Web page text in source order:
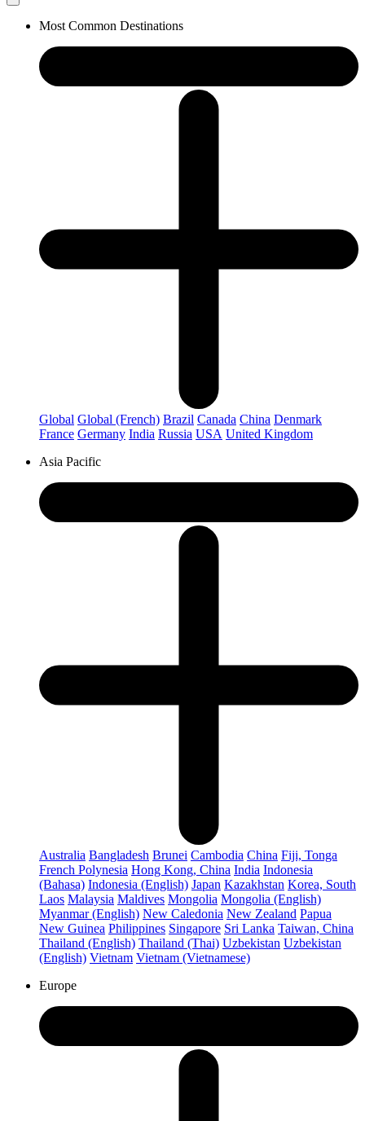
Most Common Destinations
Global Global (French) Brazil Canada China Denmark
France Germany India Russia USA United Kingdom
Asia Pacific
Australia Bangladesh Brunei Cambodia China Fiji, Tonga
French Polynesia Hong Kong, China India Indonesia
(Bahasa) Indonesia (English) Japan Kazakhstan Korea, South
Laos Malaysia Maldives Mongolia Mongolia (English)
Myanmar (English) New Caledonia New Zealand Papua
New Guinea Philippines Singapore Sri Lanka Taiwan, China
Thailand (English) Thailand (Thai) Uzbekistan Uzbekistan
(English) Vietnam Vietnam (Vietnamese)
Europe